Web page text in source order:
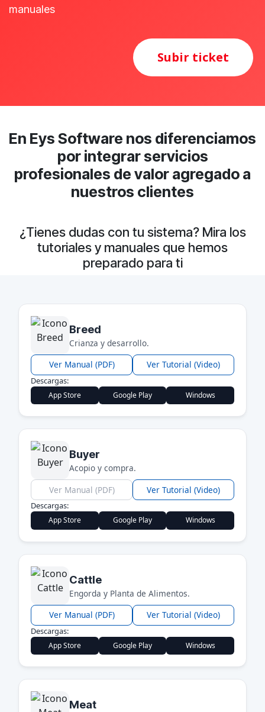
manuales
Subir ticket
En Eys Software nos diferenciamos
por integrar servicios
profesionales de valor agregado a
nuestros clientes
¿Tienes dudas con tu sistema? Mira los
tutoriales y manuales que hemos
preparado para ti
Breed
Crianza y desarrollo.
Ver Manual (PDF)
Ver Tutorial (Video)
Descargas:
App Store Google Play Windows
Buyer
Acopio y compra.
Ver Manual (PDF)
Ver Tutorial (Video)
Descargas:
App Store Google Play Windows
Cattle
Engorda y Planta de Alimentos.
Ver Manual (PDF)
Ver Tutorial (Video)
Descargas:
App Store Google Play Windows
Meat